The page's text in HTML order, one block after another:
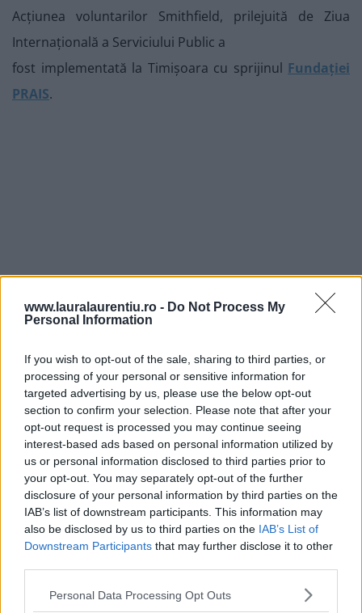
www.lauralaurentiu.ro - Do Not Process My
Personal Information
If you wish to opt-out of the sale, sharing to third parties, or
processing of your personal or sensitive information for
targeted advertising by us, please use the below opt-out
section to confirm your selection. Please note that after your
opt-out request is processed you may continue seeing
interest-based ads based on personal information utilized by
us or personal information disclosed to third parties prior to
your opt-out. You may separately opt-out of the further
disclosure of your personal information by third parties on the
IAB’s list of downstream participants. This information may
also be disclosed by us to third parties on the IAB’s List of
Downstream Participants that may further disclose it to other
Personal Data Processing Opt Outs
Acțiunea voluntarilor Smithfield, prilejuită de Ziua
Internațională a Serviciului Public a
fost implementată la Timișoara cu sprijinul Fundației
PRAIS.
Poate îți place și: